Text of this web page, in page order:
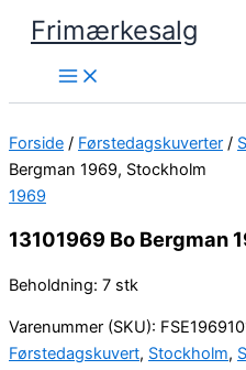
indholdet
Frimærkesalg
Forside / Førstedagskuverter /
Bergman 1969, Stockholm
1969
13101969 Bo Bergman
Beholdning: 7 stk
Varenummer (SKU):
Førstedagskuvert, Stockholm,